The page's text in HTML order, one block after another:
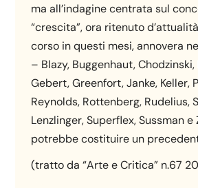
ma all’indagine centrata sul
“crescita”, ora ritenuto
corso in questi mesi, annovera
– Blazy, Buggenhaut,
Gebert, Greenfort, Janke, Keller,
Reynolds, Rottenberg, Rudelius,
Lenzlinger, Superflex, Sussman
potrebbe costituire un
(tratto da “Arte e Critica” n.67